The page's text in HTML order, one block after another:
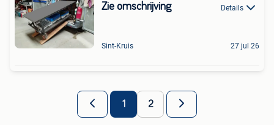
Zie omschrijving Details
Sint-Kruis 27 jul 26
1 2